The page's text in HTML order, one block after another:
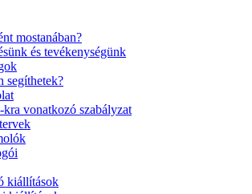
mostanában?
és tevékenységünk
segíthetek?
vonatkozó szabályzat
kiállítások